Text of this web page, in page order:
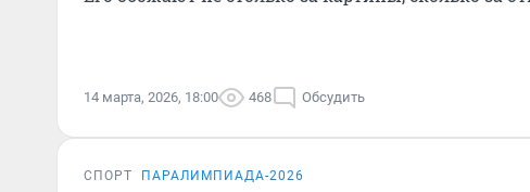
14 марта, 2026, 18:00 468 Обсудить
СПОРТ ПАРАЛИМПИАДА-2026